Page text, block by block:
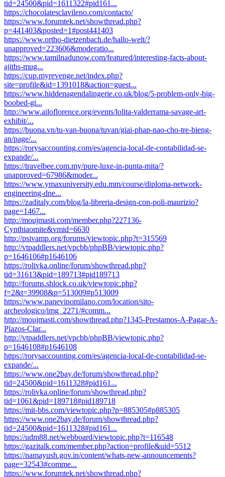
tid=24500&pid=1611322#pid161...
https://chocolatesclavileno.com/contacto/
https://www.forumtek.net/showthread.php?
p=441403&posted=1#post441403
https://www.ortho-dietzenbach.de/hallo-welt/?
unapproved=223606&moderatio...
https://www.tamilnadunow.com/featured/interesting-facts-about-
ajiths-mug...
https://cup.myrevenge.net/index.php?
site=profile&id=1391018&action=guest...
https://www.hiddenagendalingerie.co.uk/blog/5-problem-only-big-
boobed-gi...
http://www.ailoflorence.org/events/lolita-valderrama-savage-art-
exhibit/...
https://buona.vn/tu-van-buona/tuvan/giai-phap-nao-cho-tre-bieng-
an/page/...
https://rorysaccounting.com/es/agencia-local-de-contabilidad-se-
expande/...
https://travelbee.com.my/pure-luxe-in-punta-mita/?
unapproved=67986&moder...
https://www.ymaxuniversity.edu.mm/course/diploma-network-
engineering-dne...
https://zaditaly.com/blog/la-libreria-design-con-poli-maurizio?
page=1467...
http://moujmasti.com/member.php?227136-
Cynthiaomite&vmid=6630
http://psivamp.org/forums/viewtopic.php?t=315569
http://vtpaddlers.net/vpcbb/phpBB/viewtopic.php?
p=1646106#p1646106
https://rolivka.online/forum/showthread.php?
tid=31613&pid=189713#pid189713
http://forums.shlock.co.uk/viewtopic.php?
f=2&t=39908&p=513009#p513009
https://www.panevinomilano.com/location/sito-
archeologico/img_2271/#comm...
http://moujmasti.com/showthread.php?1345-Prestamos-A-Pagar-A-
Plazos-Clar...
http://vtpaddlers.net/vpcbb/phpBB/viewtopic.php?
p=1646108#p1646108
https://rorysaccounting.com/es/agencia-local-de-contabilidad-se-
expande/...
https://www.one2bay.de/forum/showthread.php?
tid=24500&pid=1611328#pid161...
https://rolivka.online/forum/showthread.php?
tid=1061&pid=189718#pid189718
https://mit-bbs.com/viewtopic.php?p=885305#p885305
https://www.one2bay.de/forum/showthread.php?
tid=24500&pid=1611328#pid161...
https://udm88.net/webboard/viewtopic.php?t=116548
https://gazitalk.com/member.php?action=profile&uid=5512
https://namayush.gov.in/content/whats-new-announcements?
page=32543#comme...
https://www.forumtek.net/showthread.php?